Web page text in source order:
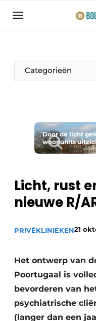
Aanmelden
Bedrijven
Bouwen aan de
Direct contact
Evenement
Jubileumboek
Meest gelezen
Podcasts
Vacature
Vacatures
Video’s
Categorieën
Productinformatie
Evenementen
Ziekenhuizen
Laboratoria
Door de licht
woonunits
Licht, rust
nieuwe R/
PRIVÉKLINIEKEN21
Het ontwerp van
Poortugaal is
bevorderen van
psychiatrische
(langer dan een